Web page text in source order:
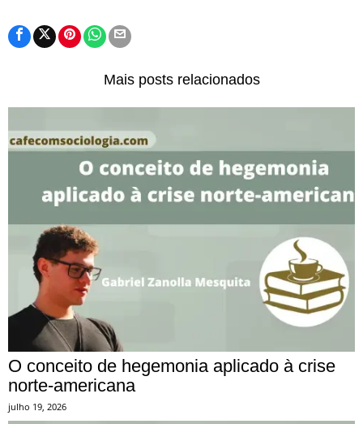
Mais posts relacionados
O conceito de hegemonia aplicado à crise
norte-americana
julho 19, 2026